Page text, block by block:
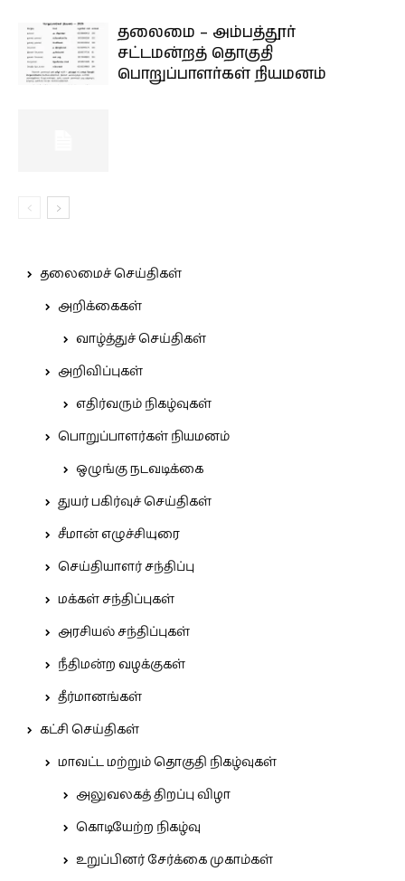
தலைமை – அம்பத்தூர்
சட்டமன்றத் தொகுதி
பொறுப்பாளர்கள் நியமனம்
தலைமைச் செய்திகள்
அறிக்கைகள்
வாழ்த்துச் செய்திகள்
அறிவிப்புகள்
எதிர்வரும் நிகழ்வுகள்
பொறுப்பாளர்கள் நியமனம்
ஒழுங்கு நடவடிக்கை
துயர் பகிர்வுச் செய்திகள்
சீமான் எழுச்சியுரை
செய்தியாளர் சந்திப்பு
மக்கள் சந்திப்புகள்
அரசியல் சந்திப்புகள்
நீதிமன்ற வழக்குகள்
தீர்மானங்கள்
கட்சி செய்திகள்
மாவட்ட மற்றும் தொகுதி நிகழ்வுகள்
அலுவலகத் திறப்பு விழா
கொடியேற்ற நிகழ்வு
உறுப்பினர் சேர்க்கை முகாம்கள்